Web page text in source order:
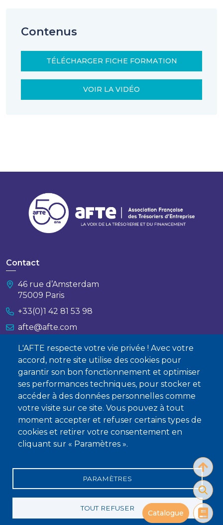
L'AFTE respecte votre vie privée ! Avec votre
accord, notre site utilise des cookies pour
garantir son bon fonctionnement et optimiser
ses performances techniques, pour stocker et
accéder à des données personnelles comme
votre visite sur ce site. Vous pouvez à tout
moment accepter et refuser certains types de
cookies et retirer votre consentement en
cliquant sur « Paramètres ».
PARAMÈTRES
TOUT REFUSER
Contenus
TÉLÉCHARGER FICHE FORMATION
VOIR LA VIDÉO
Catalogue
Contact
46 rue d’Amsterdam
75009 Paris
+33(0)1 42 81 53 98
afte@afte.com
Nous contacter
À propos
Qui sommes-nous ?
Devenir membre
Mentions légales
Conditions générales de vente
Charte éthique